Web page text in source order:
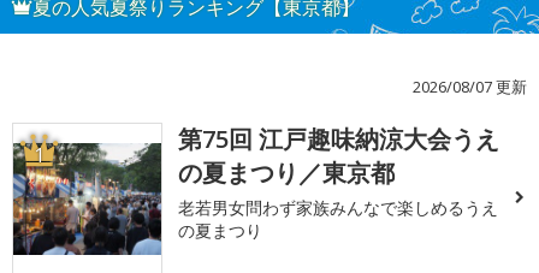
夏の人気夏祭りランキング【東京都】
2026/08/07 更新
1
第75回 江戸趣味納涼大会うえ
の夏まつり／東京都
老若男女問わず家族みんなで楽しめるうえ
の夏まつり